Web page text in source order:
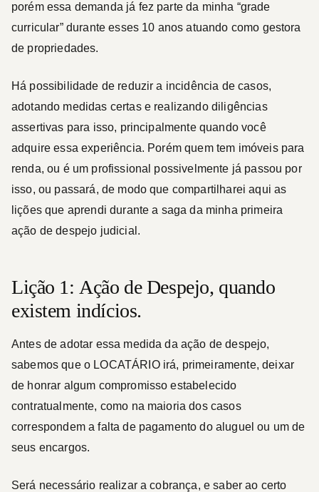
porém essa demanda já fez parte da minha “grade
curricular” durante esses 10 anos atuando como gestora
de propriedades.
Há possibilidade de reduzir a incidência de casos,
adotando medidas certas e realizando diligências
assertivas para isso, principalmente quando você
adquire essa experiência. Porém quem tem imóveis para
renda, ou é um profissional possivelmente já passou por
isso, ou passará, de modo que compartilharei aqui as
lições que aprendi durante a saga da minha primeira
ação de despejo judicial.
Lição 1: Ação de Despejo, quando
existem indícios.
Antes de adotar essa medida da ação de despejo,
sabemos que o LOCATÁRIO irá, primeiramente, deixar
de honrar algum compromisso estabelecido
contratualmente, como na maioria dos casos
correspondem a falta de pagamento do aluguel ou um de
seus encargos.
Será necessário realizar a cobrança, e saber ao certo